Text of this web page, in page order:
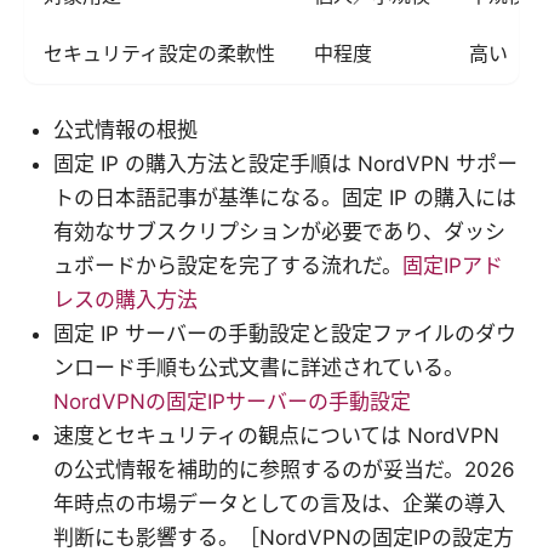
セキュリティ設定の柔軟性 中程度 高い
公式情報の根拠
固定 IP の購入方法と設定手順は NordVPN サポー
トの日本語記事が基準になる。固定 IP の購入には
有効なサブスクリプションが必要であり、ダッシ
ュボードから設定を完了する流れだ。
固定IPアド
レスの購入方法
固定 IP サーバーの手動設定と設定ファイルのダウ
ンロード手順も公式文書に詳述されている。
NordVPNの固定IPサーバーの手動設定
速度とセキュリティの観点については NordVPN
の公式情報を補助的に参照するのが妥当だ。2026
年時点の市場データとしての言及は、企業の導入
判断にも影響する。［NordVPNの固定IPの設定方